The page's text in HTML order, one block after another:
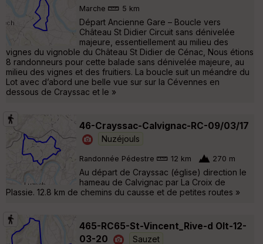
Marche 5 km
Départ Ancienne Gare – Boucle vers
Château St Didier Circuit sans dénivelée
majeure, essentiellement au milieu des
vignes du vignoble du Château St Didier de Cénac, Nous étions
8 randonneurs pour cette balade sans dénivelée majeure, au
milieu des vignes et des fruitiers. La boucle suit un méandre du
Lot avec d’abord une belle vue sur sur la Cévennes en
dessous de Crayssac et le »
46-Crayssac-Calvignac-RC-09/03/17
Nuzéjouls
Randonnée Pédestre 12 km 270 m
Au départ de Crayssac (église) direction le
hameau de Calvignac par La Croix de
Plassie. 12.8 km de chemins du causse et de petites routes »
465-RC65-St-Vincent_Rive-d Olt-12-
03-20
Sauzet